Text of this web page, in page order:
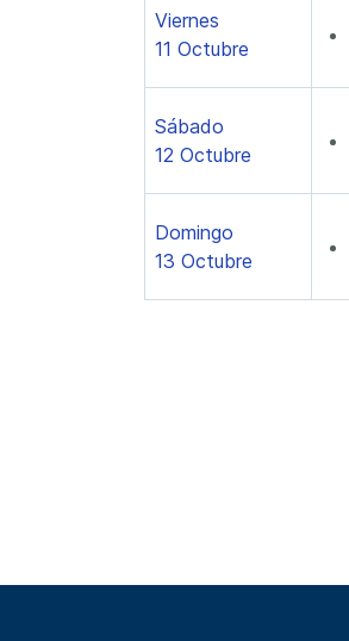
Viernes
11 Octubre
Sábado
12 Octubre
Domingo
13 Octubre